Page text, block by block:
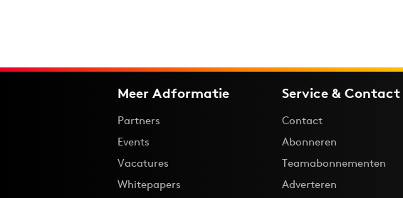
Meer Adformatie
Partners
Events
Vacatures
Whitepapers
Service & Contact
Contact
Abonneren
Teamabonnementen
Adverteren